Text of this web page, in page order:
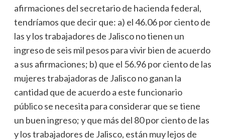
afirmaciones del secretario de hacienda federal,
tendríamos que decir que: a) el 46.06 por ciento de
las y los trabajadores de Jalisco no tienen un
ingreso de seis mil pesos para vivir bien de acuerdo
a sus afirmaciones; b) que el 56.96 por ciento de las
mujeres trabajadoras de Jalisco no ganan la
cantidad que de acuerdo a este funcionario
público se necesita para considerar que se tiene
un buen ingreso; y que más del 80 por ciento de las
y los trabajadores de Jalisco, están muy lejos de